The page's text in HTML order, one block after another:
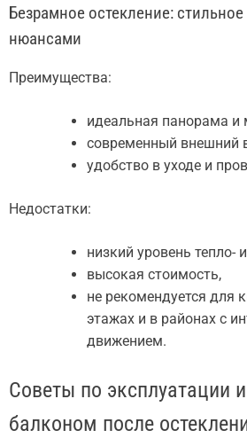
Безрамное остекление:
нюансами
Преимущества:
идеальная панорама и
современный внешний
удобство в уходе и
Недостатки:
низкий уровень тепло-
высокая стоимость,
не рекомендуется для
этажах и в районах с
движением.
Советы по эксплуатации
балконом после